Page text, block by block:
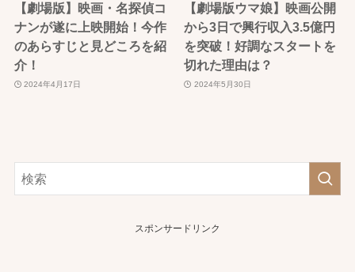
【劇場版】映画・名探偵コ
ナンが遂に上映開始！今作
のあらすじと見どころを紹
介！
2024年4月17日
【劇場版ウマ娘】映画公開
から3日で興行収入3.5億円
を突破！好調なスタートを
切れた理由は？
2024年5月30日
スポンサードリンク